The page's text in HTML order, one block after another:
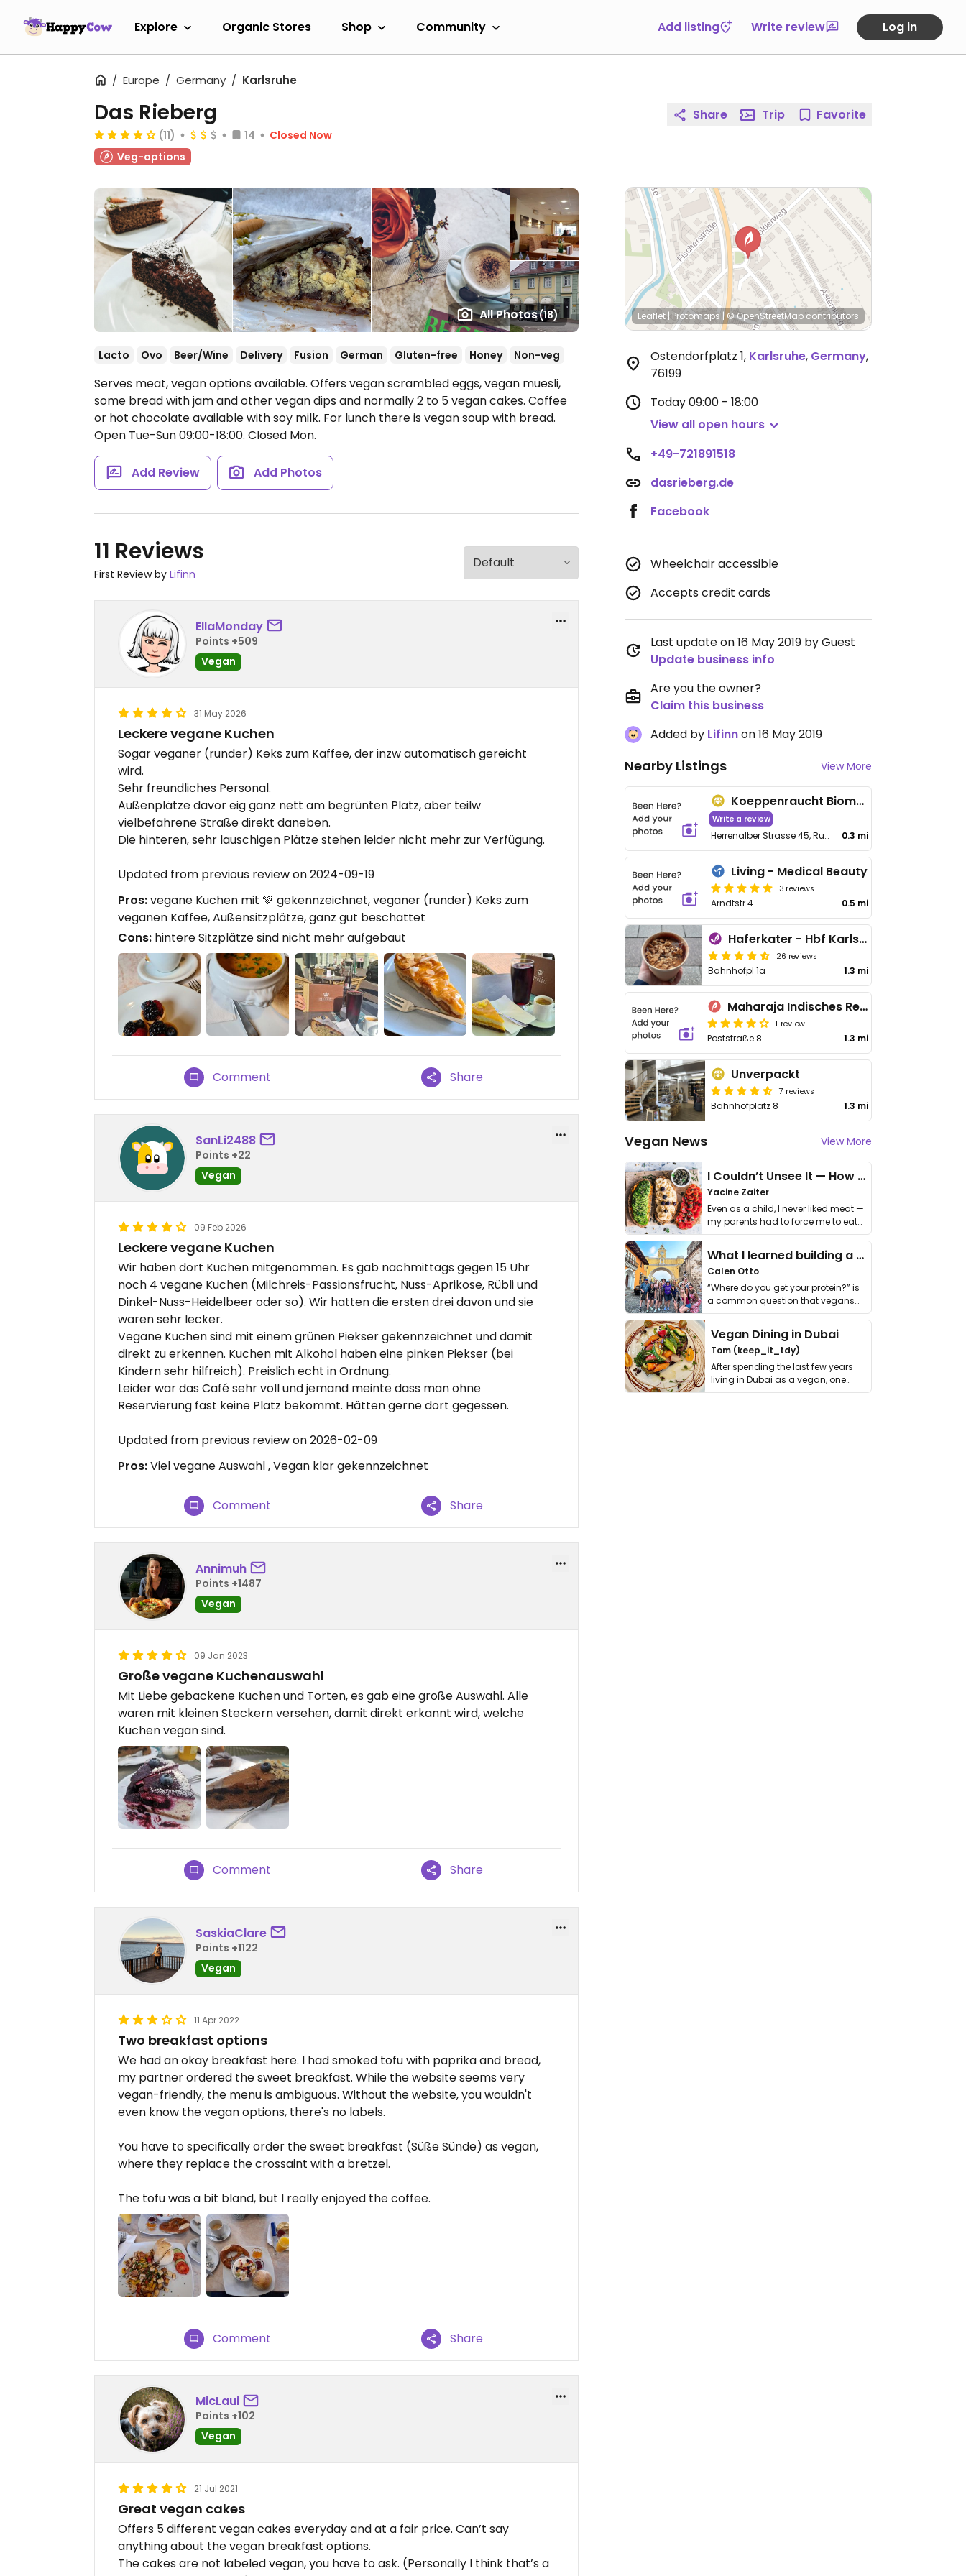
Explore Organic Stores Shop Community Add listing Write review Log in
Europe Germany Karlsruhe
All Photos(18)
Das Rieberg
(11) 14
Closed Now
Veg-options
Lacto Ovo Beer/Wine Delivery Fusion German Gluten-free Honey Non-veg
Serves meat, vegan options available. Offers vegan scrambled eggs, vegan muesli,
some bread with jam and other vegan dips and normally 2 to 5 vegan cakes. Coffee
or hot chocolate available with soy milk. For lunch there is vegan soup with bread.
Open Tue-Sun 09:00-18:00. Closed Mon.
Add Review Add Photos
11 Reviews
First Review by Lifinn
EllaMonday
Points +509
Vegan
31 May 2026
Leckere vegane Kuchen
Sogar veganer (runder) Keks zum Kaffee, der inzw automatisch gereicht
wird.
Sehr freundliches Personal.
Außenplätze davor eig ganz nett am begrünten Platz, aber teilw
vielbefahrene Straße direkt daneben.
Die hinteren, sehr lauschigen Plätze stehen leider nicht mehr zur Verfügung.
Updated from previous review on 2024-09-19
Pros:vegane Kuchen mit 💚 gekennzeichnet, veganer (runder) Keks zum
veganen Kaffee, Außensitzplätze, ganz gut beschattet
Cons: hintere Sitzplätze sind nicht mehr aufgebaut
Comment Share
SanLi2488
Points +22
Vegan
09 Feb 2026
Leckere vegane Kuchen
Wir haben dort Kuchen mitgenommen. Es gab nachmittags gegen 15 Uhr
noch 4 vegane Kuchen (Milchreis-Passionsfrucht, Nuss-Aprikose, Rübli und
Dinkel-Nuss-Heidelbeer oder so). Wir hatten die ersten drei davon und sie
waren sehr lecker.
Vegane Kuchen sind mit einem grünen Piekser gekennzeichnet und damit
direkt zu erkennen. Kuchen mit Alkohol haben eine pinken Piekser (bei
Kindern sehr hilfreich). Preislich echt in Ordnung.
Leider war das Café sehr voll und jemand meinte dass man ohne
Reservierung fast keine Platz bekommt. Hätten gerne dort gegessen.
Updated from previous review on 2026-02-09
Pros:Viel vegane Auswahl , Vegan klar gekennzeichnet
Comment Share
Annimuh
Points +1487
Vegan
09 Jan 2023
Große vegane Kuchenauswahl
Mit Liebe gebackene Kuchen und Torten, es gab eine große Auswahl. Alle
waren mit kleinen Steckern versehen, damit direkt erkannt wird, welche
Kuchen vegan sind.
Comment Share
SaskiaClare
Points +1122
Vegan
11 Apr 2022
Two breakfast options
We had an okay breakfast here. I had smoked tofu with paprika and bread,
my partner ordered the sweet breakfast. While the website seems very
vegan-friendly, the menu is ambiguous. Without the website, you wouldn't
even know the vegan options, there's no labels.
You have to specifically order the sweet breakfast (Süße Sünde) as vegan,
where they replace the crossaint with a bretzel.
The tofu was a bit bland, but I really enjoyed the coffee.
Comment Share
MicLaui
Points +102
Vegan
21 Jul 2021
Great vegan cakes
Offers 5 different vegan cakes everyday and at a fair price. Can’t say
anything about the vegan breakfast options.
The cakes are not labeled vegan, you have to ask. (Personally I think that’s a
Share Trip Favorite
Leaflet | Protomaps |© OpenStreetMapcontributors
Ostendorfplatz 1, Karlsruhe, Germany,
76199
Today09:00 - 18:00
View all open hours
+49-721891518
dasrieberg.de
Facebook
Wheelchair accessible
Accepts credit cards
Last update on 16 May 2019 by Guest
Update business info
Are you the owner?
Claim this business
Added by Lifinnon 16 May 2019
Nearby Listings View More
Koeppenraucht Biomarkt
Write a review
Herrenalber Strasse 45, Ruppurr 0.3 mi
Living - Medical Beauty
3 reviews
Arndtstr.4 0.5 mi
Haferkater - Hbf Karlsruhe
26 reviews
Bahnhofpl 1a 1.3 mi
Maharaja Indisches Restaurant
1 review
Poststraße 8 1.3 mi
Unverpackt
7 reviews
Bahnhofplatz 8 1.3 mi
Vegan News View More
I Couldn’t Unsee It — How Thailand Turned My Beliefs Into Action⁠
Yacine Zaiter
Even as a child, I never liked meat —
my parents had to force me to eat
it. I …
What I learned building a queer vegan travel brand
Calen Otto
“Where do you get your protein?” is
a common question that vegans
get asked. …
Vegan Dining in Dubai
Tom (keep_it_tdy)
After spending the last few years
living in Dubai as a vegan, one
thing has …